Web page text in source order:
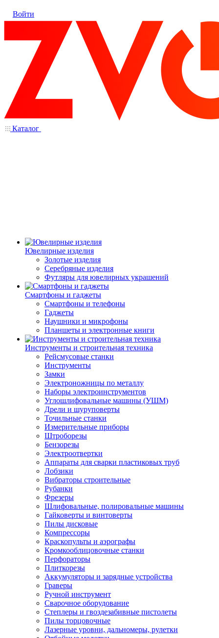
Войти
Каталог
Ювелирные изделия
Золотые изделия
Серебряные изделия
Футляры для ювелирных украшений
Смартфоны и гаджеты
Смартфоны и телефоны
Гаджеты
Наушники и микрофоны
Планшеты и электронные книги
Инструменты и строительная техника
Рейсмусовые станки
Инструменты
Замки
Электроножницы по металлу
Наборы электроинструментов
Углошлифовальные машины (УШМ)
Дрели и шуруповерты
Точильные станки
Измерительные приборы
Штроборезы
Бензорезы
Электроотвертки
Аппараты для сварки пластиковых труб
Лобзики
Вибраторы строительные
Рубанки
Фрезеры
Шлифовальные, полировальные машины
Гайковерты и винтоверты
Пилы дисковые
Компрессоры
Краскопульты и аэрографы
Кромкооблицовочные станки
Перфораторы
Плиткорезы
Аккумуляторы и зарядные устройства
Граверы
Ручной инструмент
Сварочное оборудование
Степлеры и гвоздезабивные пистолеты
Пилы торцовочные
Лазерные уровни, дальномеры, рулетки